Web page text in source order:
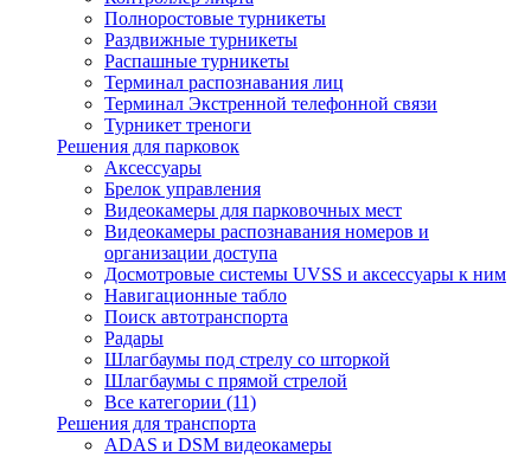
Полноростовые турникеты
Раздвижные турникеты
Распашные турникеты
Терминал распознавания лиц
Терминал Экстренной телефонной связи
Турникет треноги
Решения для парковок
Аксессуары
Брелок управления
Видеокамеры для парковочных мест
Видеокамеры распознавания номеров и
организации доступа
Досмотровые системы UVSS и аксессуары к ним
Навигационные табло
Поиск автотранспорта
Радары
Шлагбаумы под стрелу со шторкой
Шлагбаумы с прямой стрелой
Все категории (11)
Решения для транспорта
ADAS и DSM видеокамеры